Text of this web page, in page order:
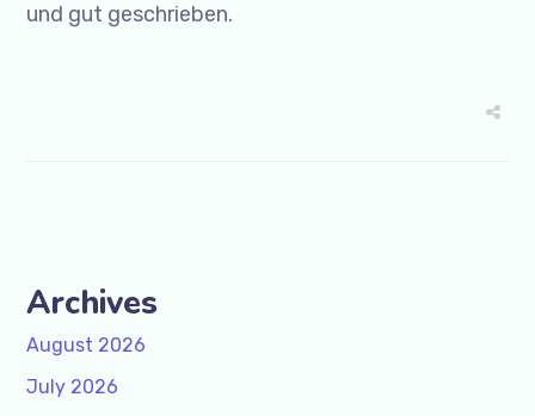
und gut geschrieben.
Archives
August 2026
July 2026